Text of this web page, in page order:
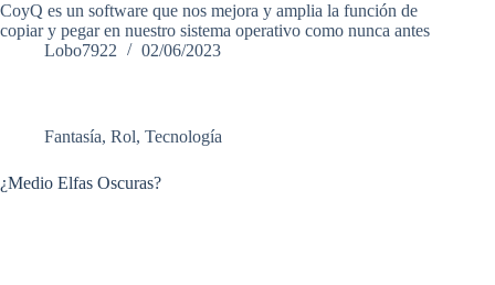
CoyQ es un software que nos mejora y amplia la función de
copiar y pegar en nuestro sistema operativo como nunca antes
Lobo7922
02/06/2023
Fantasía, Rol, Tecnología
¿Medio Elfas Oscuras?